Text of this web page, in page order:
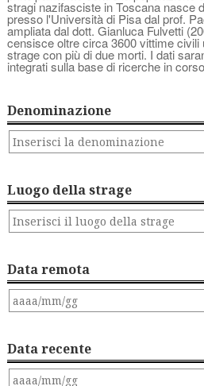
stragi nazifasciste in Toscana nasce
presso l'Università di Pisa dal prof.
ampliata dal dott. Gianluca Fulvetti
censisce oltre circa 3600 vittime
strage con più di due morti. I dati
integrati sulla base di ricerche in
Denominazione
Luogo della strage
Data remota
Data recente